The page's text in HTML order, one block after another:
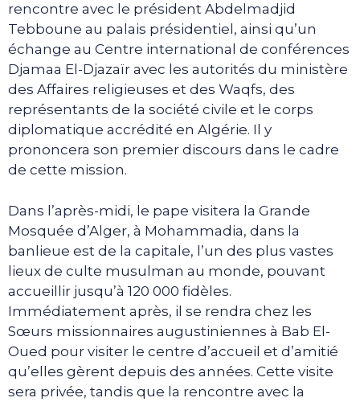
rencontre avec le président Abdelmadjid
Tebboune au palais présidentiel, ainsi qu’un
échange au Centre international de conférences
Djamaa El-Djazaïr avec les autorités du ministère
des Affaires religieuses et des Waqfs, des
représentants de la société civile et le corps
diplomatique accrédité en Algérie. Il y
prononcera son premier discours dans le cadre
de cette mission.
Dans l’après-midi, le pape visitera la Grande
Mosquée d’Alger, à Mohammadia, dans la
banlieue est de la capitale, l’un des plus vastes
lieux de culte musulman au monde, pouvant
accueillir jusqu’à 120 000 fidèles.
Immédiatement après, il se rendra chez les
Sœurs missionnaires augustiniennes à Bab El-
Oued pour visiter le centre d’accueil et d’amitié
qu’elles gèrent depuis des années. Cette visite
sera privée, tandis que la rencontre avec la